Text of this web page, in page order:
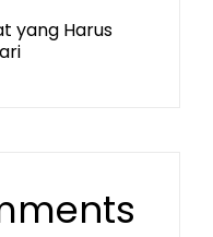
yang Harus